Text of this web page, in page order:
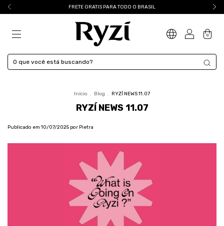
FRETE GRATIS PARA TODO O BRASIL
0
Início . Blog . RYZÍ NEWS 11.07
RYZÍ NEWS 11.07
Publicado em 10/07/2025 por Pietra